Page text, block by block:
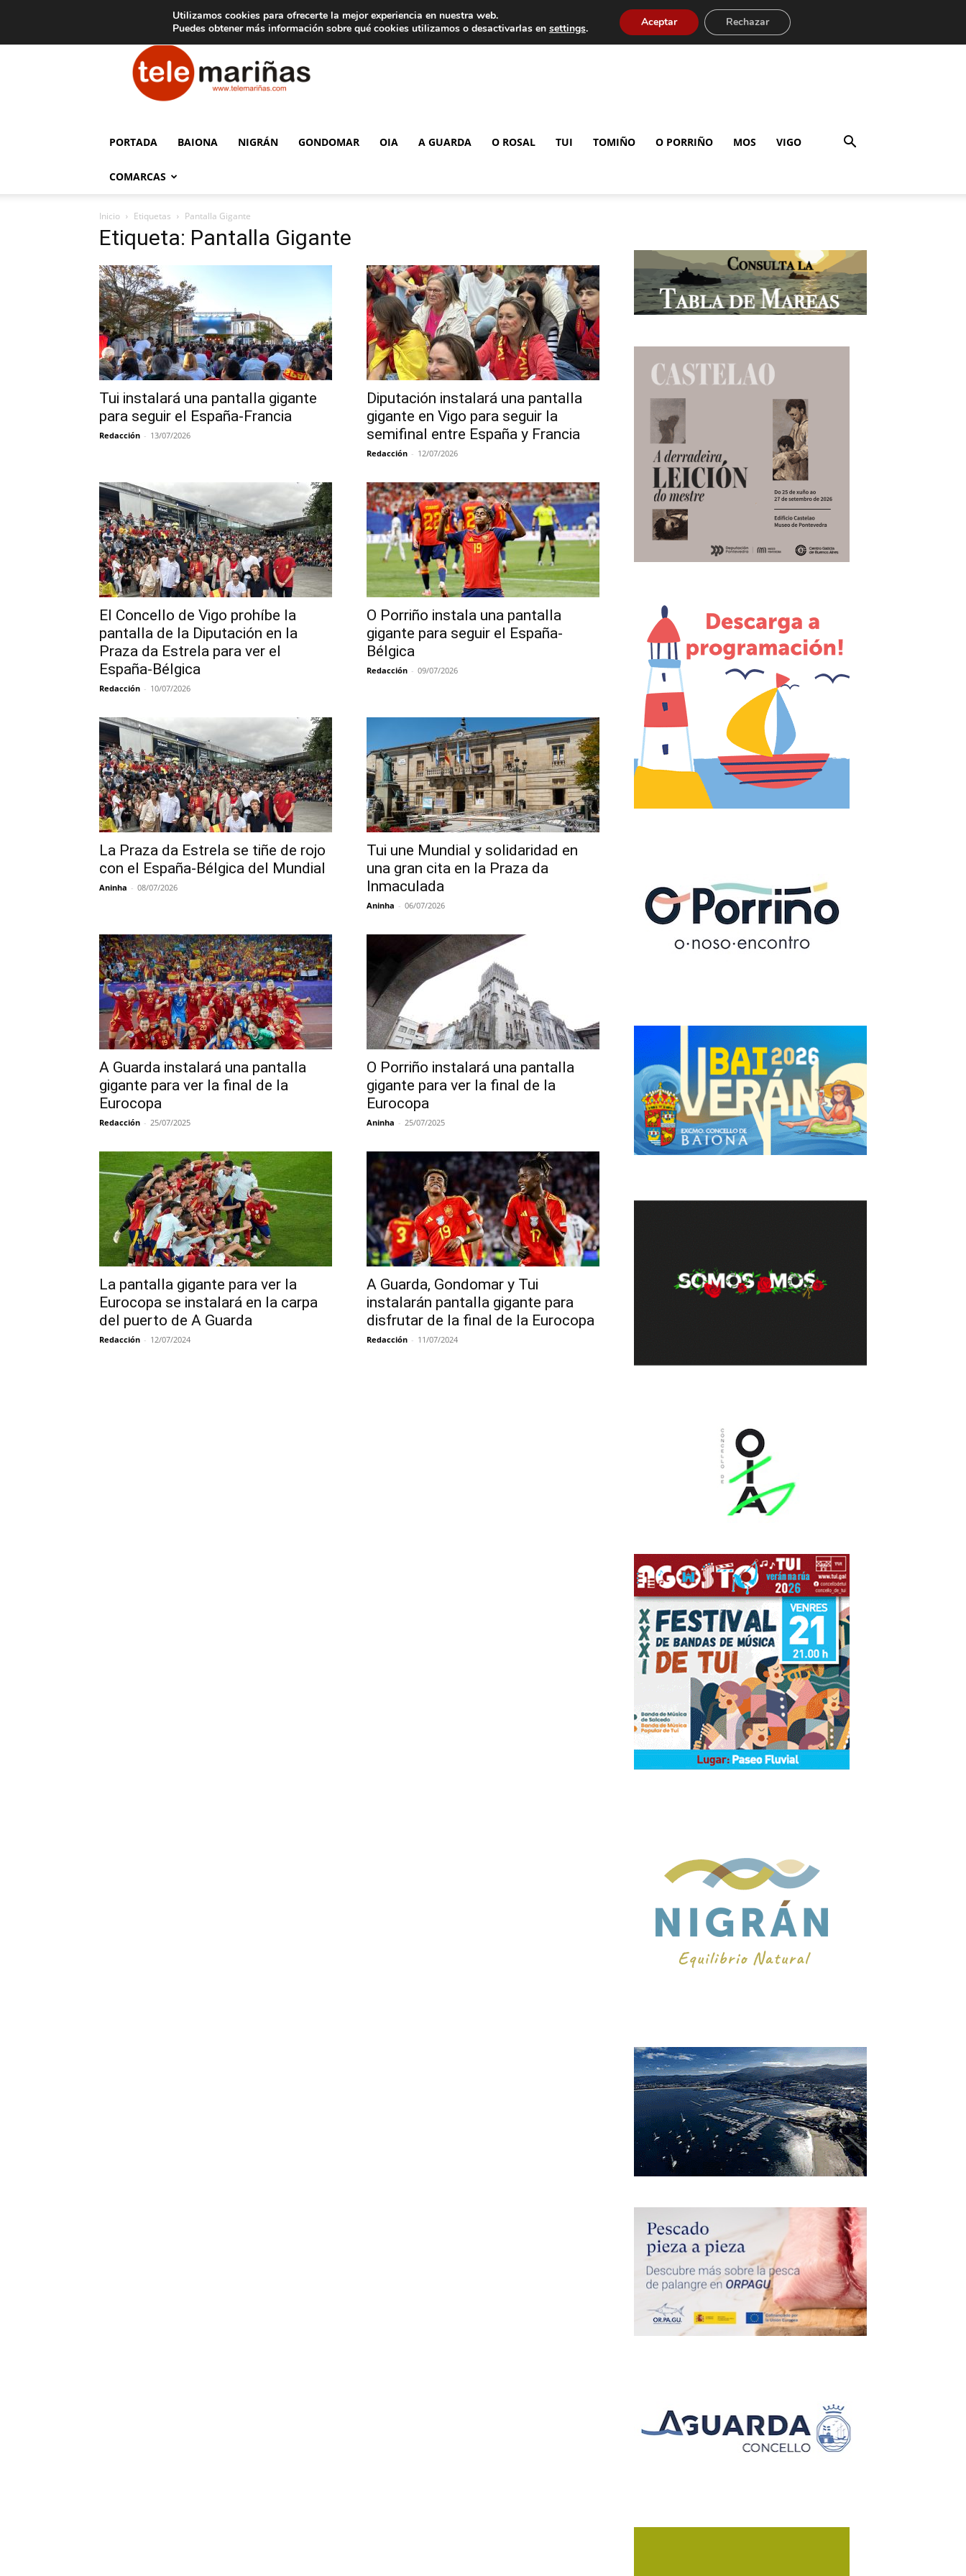
Aviso legal Tarifas de publicidad
Telemariñas
PORTADA BAIONA NIGRÁN GONDOMAR OIA A GUARDA O ROSAL TUI TOMIÑO O PORRIÑO MOS VIGO
COMARCAS
Inicio Etiquetas Pantalla Gigante
Etiqueta: Pantalla Gigante
Tui instalará una pantalla gigante
para seguir el España-Francia
Redacción - 13/07/2026
Diputación instalará una pantalla
gigante en Vigo para seguir la
semifinal entre España y Francia
Redacción - 12/07/2026
El Concello de Vigo prohíbe la
pantalla de la Diputación en la
Praza da Estrela para ver el
España-Bélgica
Redacción - 10/07/2026
O Porriño instala una pantalla
gigante para seguir el España-
Bélgica
Redacción - 09/07/2026
La Praza da Estrela se tiñe de rojo
con el España-Bélgica del Mundial
Aninha - 08/07/2026
Tui une Mundial y solidaridad en
una gran cita en la Praza da
Inmaculada
Aninha - 06/07/2026
A Guarda instalará una pantalla
gigante para ver la final de la
Eurocopa
Redacción - 25/07/2025
O Porriño instalará una pantalla
gigante para ver la final de la
Eurocopa
Aninha - 25/07/2025
La pantalla gigante para ver la
Eurocopa se instalará en la carpa
del puerto de A Guarda
Redacción - 12/07/2024
A Guarda, Gondomar y Tui
instalarán pantalla gigante para
disfrutar de la final de la Eurocopa
Redacción - 11/07/2024
Utilizamos cookies para ofrecerte la mejor experiencia en nuestra web.
Puedes obtener más información sobre qué cookies utilizamos o desactivarlas en settings. Aceptar Rechazar